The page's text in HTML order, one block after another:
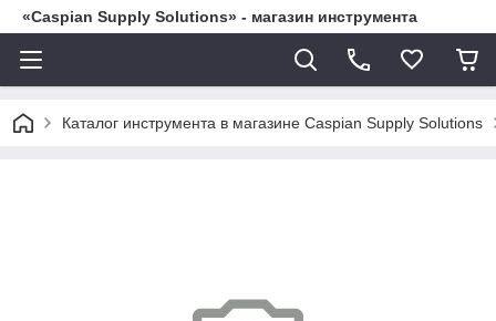
«Caspian Supply Solutions» - магазин инструмента
Каталог инструмента в магазине Caspian Supply Solutions